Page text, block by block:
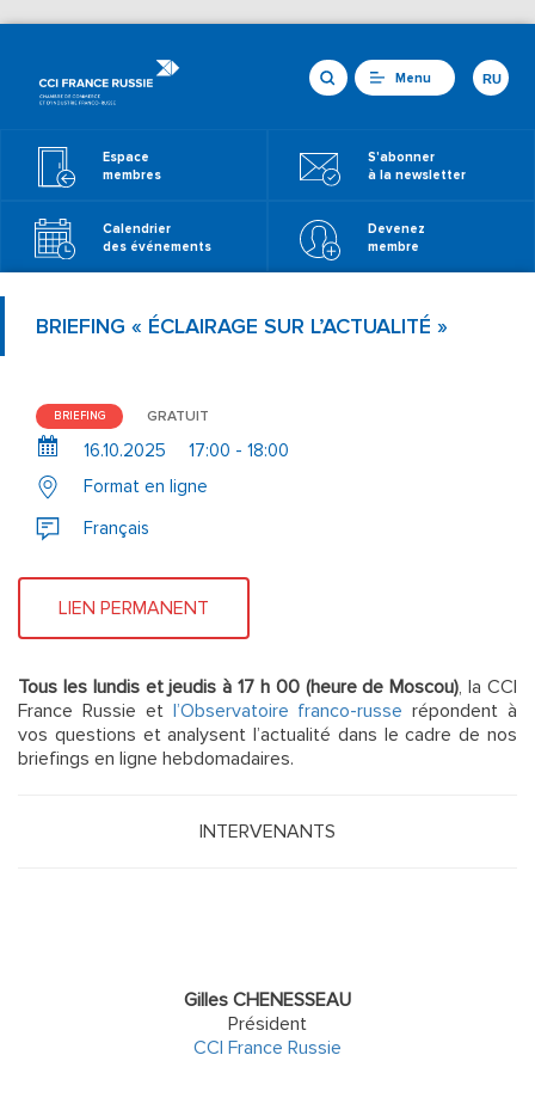
Menu
Espace
membres
S'abonner
à la newsletter
Calendrier
des événements
Devenez
membre
RU
BRIEFING « ÉCLAIRAGE SUR L’ACTUALITÉ »
BRIEFING GRATUIT
16.10.2025
17:00 - 18:00
Format en ligne
Français
LIEN PERMANENT
Tous les lundis et jeudis à 17 h 00 (heure de Moscou), la CCI
France Russie et l’Observatoire franco-russe répondent à
vos questions et analysent l’actualité dans le cadre de nos
briefings en ligne hebdomadaires.
INTERVENANTS
Gilles CHENESSEAU
Président
CCI France Russie